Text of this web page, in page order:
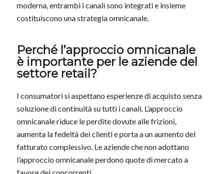
moderna, entrambi i canali sono integrati e insieme
costituiscono una strategia omnicanale.
Perché l’approccio omnicanale
è importante per le aziende del
settore retail?
I consumatori si aspettano esperienze di acquisto senza
soluzione di continuità su tutti i canali. L’approccio
omnicanale riduce le perdite dovute alle frizioni,
aumenta la fedeltà dei clienti e porta a un aumento del
fatturato complessivo. Le aziende che non adottano
l’approccio omnicanale perdono quote di mercato a